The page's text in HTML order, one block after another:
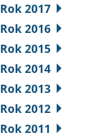
Rok 2017
Rok 2016
Rok 2015
Rok 2014
Rok 2013
Rok 2012
Rok 2011